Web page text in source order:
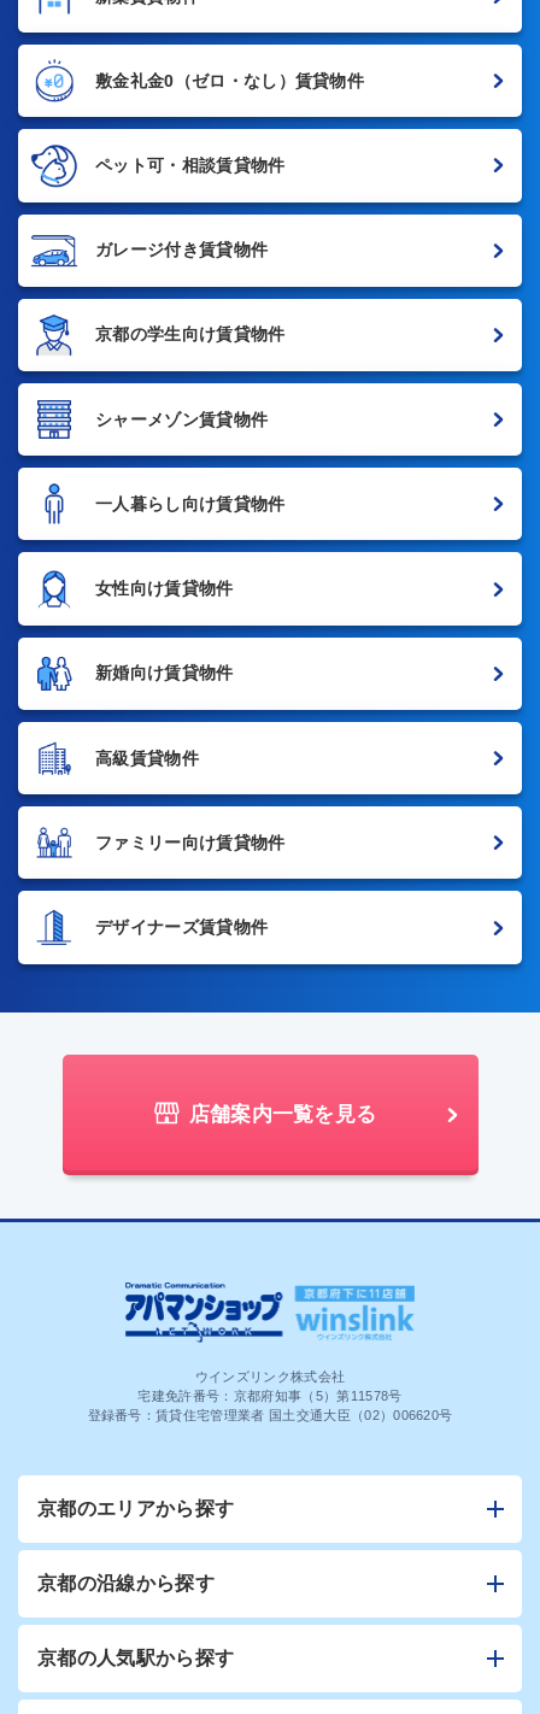
敷金礼金0 （ゼロ・なし）賃貸物件
ペット可・相談賃貸物件
ガレージ付き賃貸物件
京都の学生向け賃貸物件
シャーメゾン賃貸物件
一人暮らし向け賃貸物件
女性向け賃貸物件
新婚向け賃貸物件
高級賃貸物件
ファミリー向け賃貸物件
デザイナーズ賃貸物件
店舗案内一覧を見る
ウインズリンク株式会社
宅建免許番号：京都府知事（5）第11578号
登録番号：賃貸住宅管理業者 国土交通大臣（02）006620号
京都のエリアから探す
京都の沿線から探す
京都の人気駅から探す